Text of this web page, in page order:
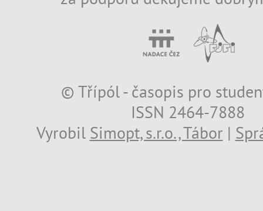
© Třípól - časopis pro
ISSN 2464-7888
Vyrobil Simopt, s.r.o., Tábor |